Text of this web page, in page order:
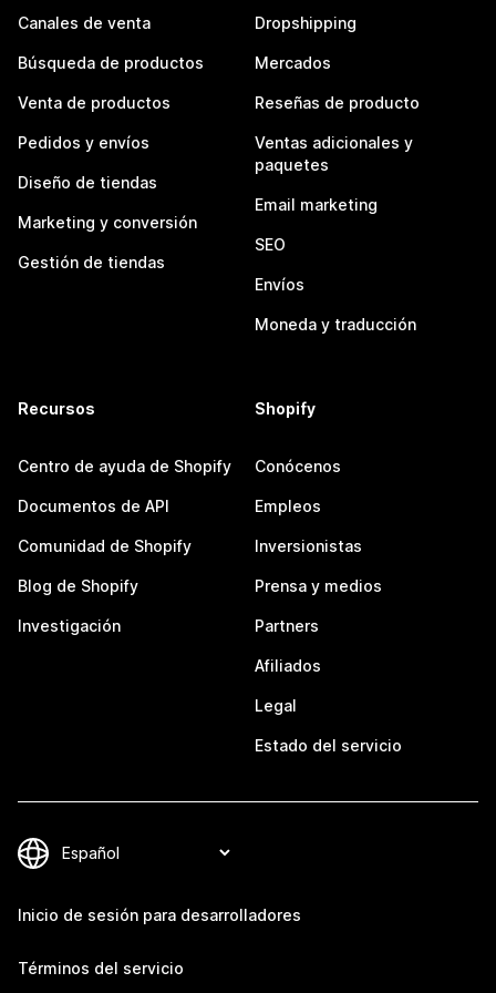
Canales de venta
Búsqueda de productos
Venta de productos
Pedidos y envíos
Diseño de tiendas
Marketing y conversión
Gestión de tiendas
Dropshipping
Mercados
Reseñas de producto
Ventas adicionales y
paquetes
Email marketing
SEO
Envíos
Moneda y traducción
Recursos
Centro de ayuda de Shopify
Documentos de API
Comunidad de Shopify
Blog de Shopify
Investigación
Shopify
Conócenos
Empleos
Inversionistas
Prensa y medios
Partners
Afiliados
Legal
Estado del servicio
Inicio de sesión para desarrolladores
Términos del servicio